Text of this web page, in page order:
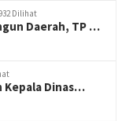
Dilihat
Daerah, TP …
Kepala Dinas…